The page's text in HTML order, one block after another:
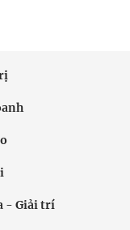
- Giải trí